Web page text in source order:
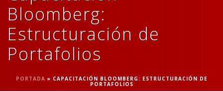
Bloomberg:
Estructuración de
Portafolios
PORTADA » CAPACITACIÓN BLOOMBERG: ESTRUCTURACIÓN DE
PORTAFOLIOS